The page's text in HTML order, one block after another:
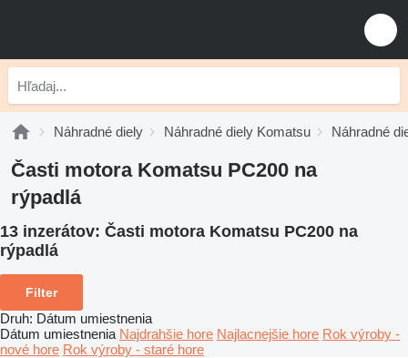
Náhradné diely Náhradné diely Komatsu Náhradné
Časti motora Komatsu PC200 na
rýpadlá
13 inzerátov: Časti motora Komatsu PC200 na
rýpadlá
Filter
Druh: Dátum umiestnenia
Dátum umiestnenia Najdrahšie hore Najlacnejšie hore Rok výroby -
nové hore Rok výroby - staré hore